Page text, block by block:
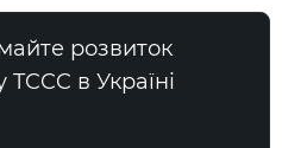
розвиток
TCCC в Україні